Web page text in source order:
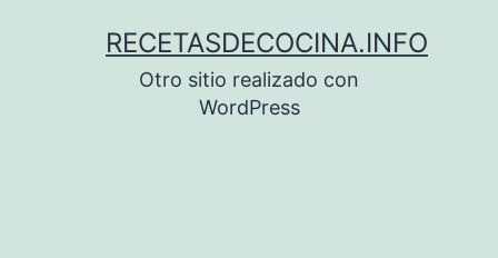
RECETASDECOCINA.INFO
Otro sitio realizado con
WordPress